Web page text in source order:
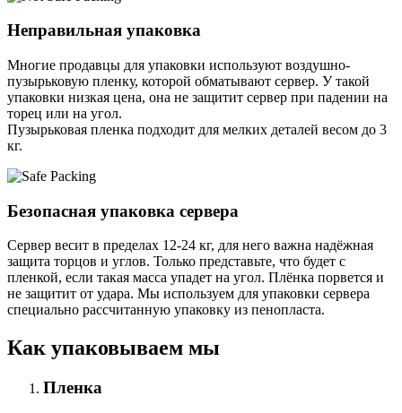
Неправильная упаковка
Многие продавцы для упаковки используют воздушно-
пузырьковую пленку, которой обматывают сервер. У такой
упаковки низкая цена, она не защитит сервер при падении на
торец или на угол.
Пузырьковая пленка подходит для мелких деталей весом до 3
кг.
Безопасная упаковка сервера
Сервер весит в пределах 12-24 кг, для него важна надёжная
защита торцов и углов. Только представьте, что будет с
пленкой, если такая масса упадет на угол. Плёнка порвется и
не защитит от удара. Мы используем для упаковки сервера
специально расcчитанную упаковку из пенопласта.
Как упаковываем мы
Пленка